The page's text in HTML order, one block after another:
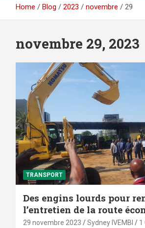
Home Blog 2023 novembre 29
novembre 29, 2023
TRANSPORT
Des engins lourds pour
l’entretien de la route
29 novembre 2023 Sydney IVEMBI 1